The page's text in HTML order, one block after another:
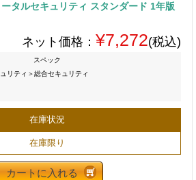
タルセキュリティ スタンダード 1年版
ネット価格： ¥7,272(税込)
スペック
リティ＞総合セキュリティ
在庫状況
在庫限り
カートに入れる